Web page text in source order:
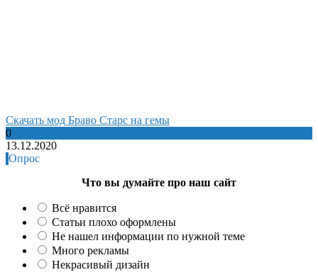
Cкачать мод Браво Старс на гемы
0
13.12.2020
Опрос
Что вы думайте про наш сайт
Всё нравится
Статьи плохо оформлены
Не нашел информации по нужной теме
Много рекламы
Некрасивый дизайн